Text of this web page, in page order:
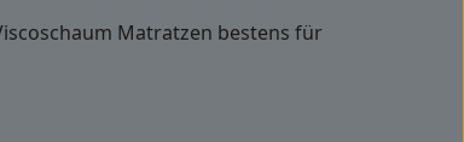
Matratzen bestens für